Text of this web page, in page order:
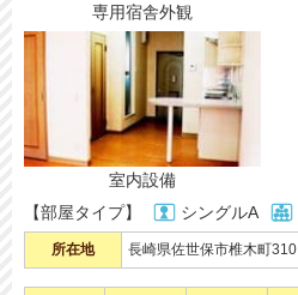
専用宿舎外観
室内設備
【部屋タイプ】
シングルA
所在地 長崎県佐世保市椎木町310